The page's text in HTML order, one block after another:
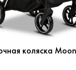
коляска